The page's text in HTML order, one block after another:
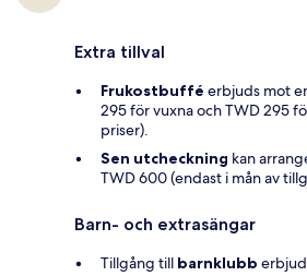
Extra tillval
Frukostbuffé erbjuds mot
295 för vuxna och TWD 295
priser).
Sen utcheckning kan
TWD 600 (endast i mån av
Barn- och extrasängar
Tillgång till barnklubb